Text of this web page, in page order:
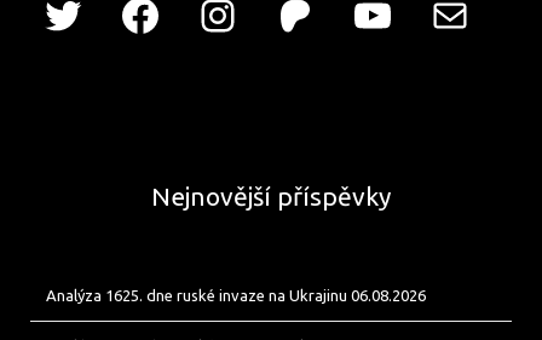
Nejnovější příspěvky
Analýza 1625. dne ruské invaze na Ukrajinu 06.08.2026